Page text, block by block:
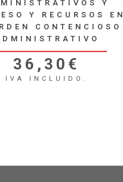
Y
Y RECURSOS EN
CONTENCIOSO
36,30 €
IVA INCLUIDO.